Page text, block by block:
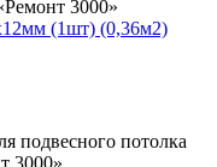
(1шт) (0,36м2)